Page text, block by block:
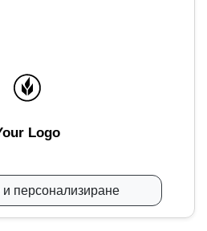
Logo
персонализиране